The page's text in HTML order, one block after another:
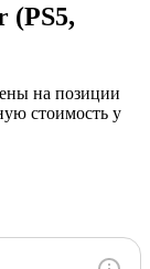
(PS5,
на позиции
стоимость у